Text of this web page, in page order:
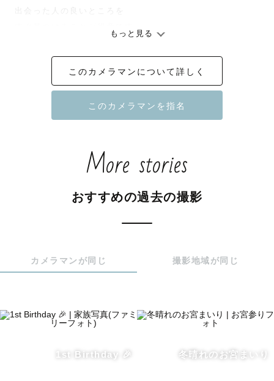
出会った人の良いところを
ꕤ︎︎  岐阜出身
ꕤ︎︎  人と話すのが好き
ꕤ︎︎  趣味：カフェ巡り
ꕤ︎︎  土日祝限定カメラマン
ーーー　貸出可能グッズ　ーーー
ーーー　遠方出張について　ーーー
通費にて出張可能です。
対応可能エリアや料金については、下記をご確認くださ
もっと見る
このカメラマンについて詳しく
More stories
おすすめの過去の撮影
カメラマンが同じ 撮影地域が同じ
1st Birthday 🎉 冬晴れのお宮まいり